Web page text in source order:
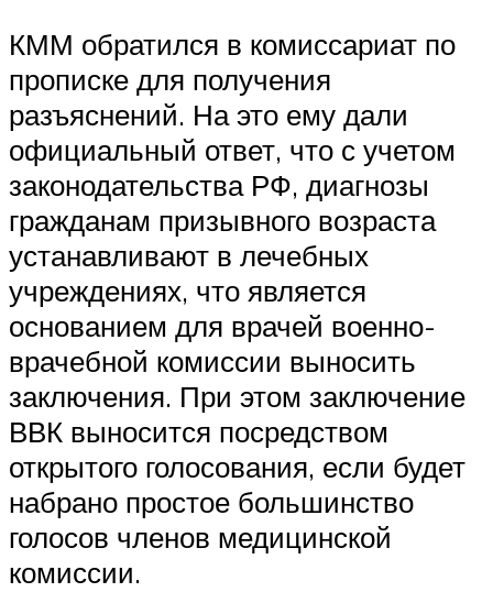
КММ обратился в комиссариат по
прописке для получения
разъяснений. На это ему дали
официальный ответ, что с учетом
законодательства РФ, диагнозы
гражданам призывного возраста
устанавливают в лечебных
учреждениях, что является
основанием для врачей военно-
врачебной комиссии выносить
заключения. При этом заключение
ВВК выносится посредством
открытого голосования, если будет
набрано простое большинство
голосов членов медицинской
комиссии.